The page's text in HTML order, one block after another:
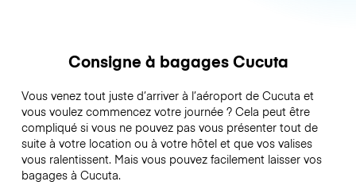
Consigne à bagages Cucuta
Vous venez tout juste d’arriver à l’aéroport de Cucuta et
vous voulez commencez votre journée ? Cela peut être
compliqué si vous ne pouvez pas vous présenter tout de
suite à votre location ou à votre hôtel et que vos valises
vous ralentissent. Mais vous pouvez facilement laisser vos
bagages à Cucuta.